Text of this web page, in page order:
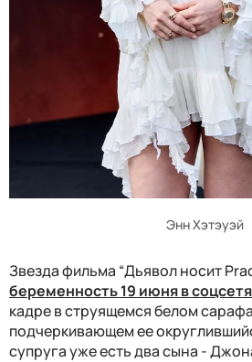
Энн Хэтэуэй
Звезда фильма “Дьявол носит
беременность 19 июня в
кадре в струящемся белом
подчеркивающем ее
супруга уже есть два сына -